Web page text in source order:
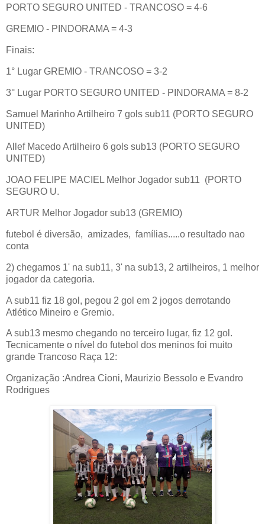
PORTO SEGURO UNITED - TRANCOSO = 4-6
GREMIO - PINDORAMA = 4-3
Finais:
1° Lugar GREMIO - TRANCOSO = 3-2
3° Lugar PORTO SEGURO UNITED - PINDORAMA = 8-2
Samuel Marinho Artilheiro 7 gols sub11 (PORTO SEGURO
UNITED)
Allef Macedo Artilheiro 6 gols sub13 (PORTO SEGURO
UNITED)
JOAO FELIPE MACIEL Melhor Jogador sub11 (PORTO
SEGURO U.
ARTUR Melhor Jogador sub13 (GREMIO)
futebol é diversão, amizades, famílias.....o resultado nao
conta
2) chegamos 1' na sub11, 3' na sub13, 2 artilheiros, 1 melhor
jogador da categoria.
A sub11 fiz 18 gol, pegou 2 gol em 2 jogos derrotando
Atlético Mineiro e Gremio.
A sub13 mesmo chegando no terceiro lugar, fiz 12 gol.
Tecnicamente o nível do futebol dos meninos foi muito
grande Trancoso Raça 12:
Organização :Andrea Cioni, Maurizio Bessolo e Evandro
Rodrigues